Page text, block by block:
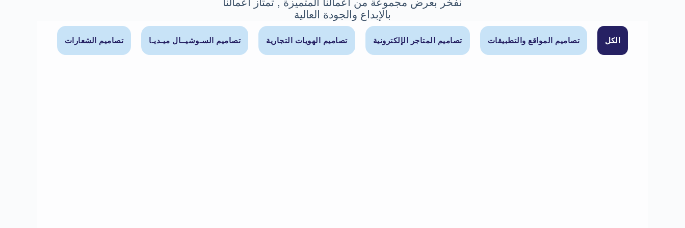
بالإبداع والجودة العالية
الكل تصاميم المواقع والتطبيقات تصاميم المتاجر الإلكترونية تصاميم الهويات التجارية تصاميم السـوشيــال ميـديـا تصاميم الشعارات